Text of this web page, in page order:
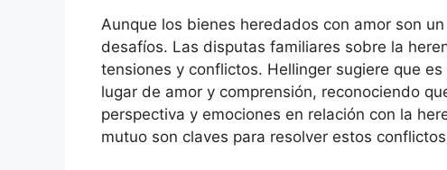
Aunque los bienes heredados con amor son
desafíos. Las disputas familiares sobre la
tensiones y conflictos. Hellinger sugiere que
lugar de amor y comprensión, reconociendo
perspectiva y emociones en relación con la
mutuo son claves para resolver estos